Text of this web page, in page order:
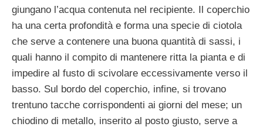
giungano l’acqua contenuta nel recipiente. Il coperchio
ha una certa profondità e forma una specie di ciotola
che serve a contenere una buona quantità di sassi, i
quali hanno il compito di mantenere ritta la pianta e di
impedire al fusto di scivolare eccessivamente verso il
basso. Sul bordo del coperchio, infi­ne, si trovano
trentuno tacche corrisponden­ti ai giorni del mese; un
chiodino di metallo, inserito al posto giusto, serve a